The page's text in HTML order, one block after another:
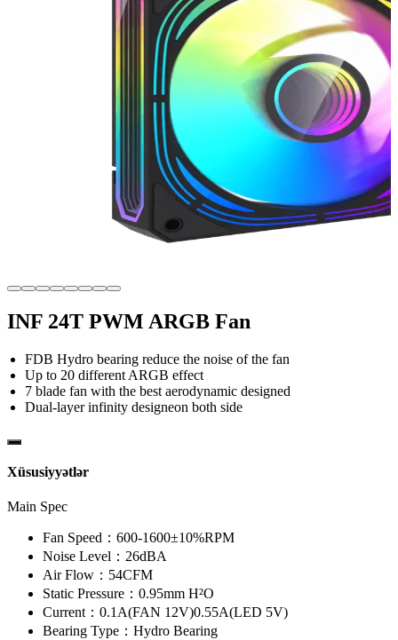
INF 24T PWM ARGB Fan
FDB Hydro bearing reduce the noise of the fan
Up to 20 different ARGB effect
7 blade fan with the best aerodynamic designed
Dual-layer infinity designeon both side
Xüsusiyyətlər
Main Spec
Fan Speed： 600-1600±10%RPM
Noise Level： 26dBA
Air Flow： 54CFM
Static Pressure： 0.95mm H²O
Current： 0.1A(FAN 12V)0.55A(LED 5V)
Bearing Type： Hydro Bearing